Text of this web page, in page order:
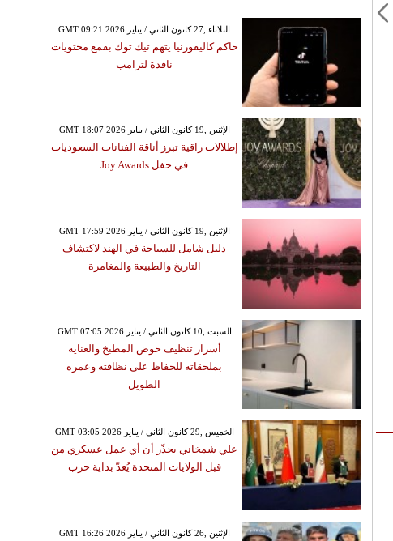
GMT 09:21 2026 الثلاثاء ,27 كانون الثاني / يناير
حاكم كاليفورنيا يتهم تيك توك بقمع محتويات
ناقدة لترامب
GMT 18:07 2026 الإثنين ,19 كانون الثاني / يناير
إطلالات راقية تبرز أناقة الفنانات السعوديات
في حفل Joy Awards
GMT 17:59 2026 الإثنين ,19 كانون الثاني / يناير
دليل شامل للسياحة في الهند لاكتشاف
التاريخ والطبيعة والمغامرة
GMT 07:05 2026 السبت ,10 كانون الثاني / يناير
أسرار تنظيف حوض المطبخ والعناية
بملحقاته للحفاظ على نظافته وعمره
الطويل
GMT 03:05 2026 الخميس ,29 كانون الثاني / يناير
علي شمخاني يحذّر أن أي عمل عسكري من
قبل الولايات المتحدة يُعدّ بداية حرب
GMT 16:26 2026 الإثنين ,26 كانون الثاني / يناير